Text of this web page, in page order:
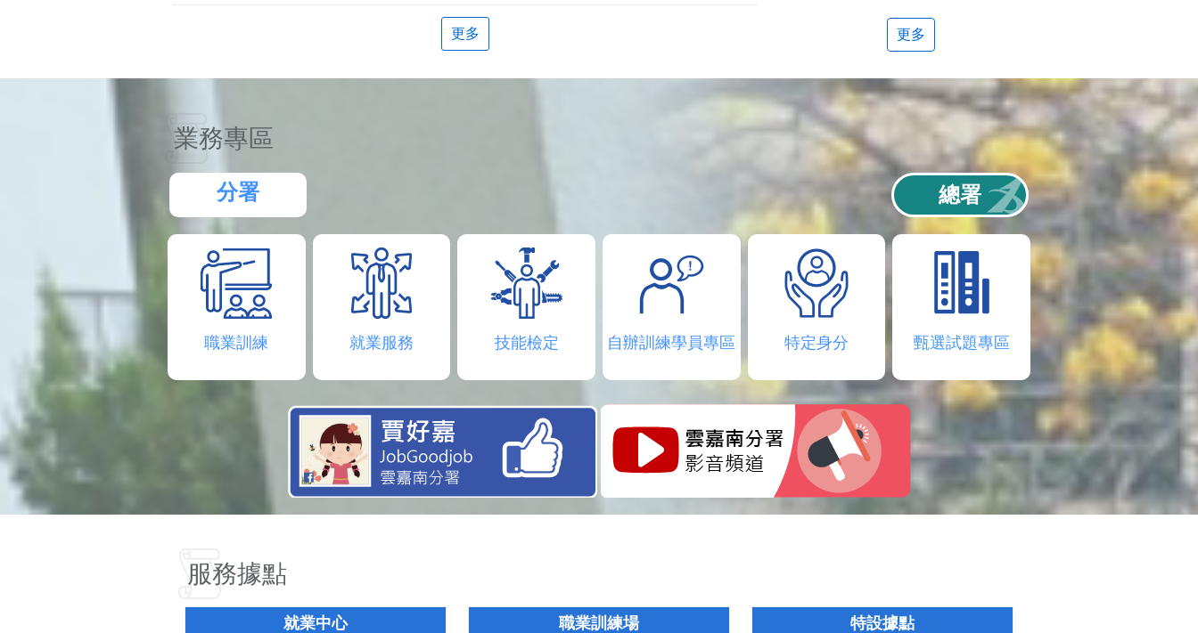
更多 更多
業務專區
分署 總署
職業訓練 就業服務 技能檢定 自辦訓練學員專區 特定身分 甄選試題專區
服務據點
就業中心 職業訓練場 特設據點